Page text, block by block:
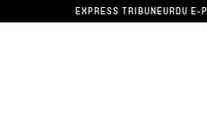
EXPRESS TRIBUNEURDU E-